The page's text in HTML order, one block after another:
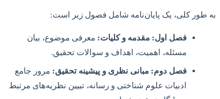
به طور کلی، یک پایان‌نامه شامل فصول زیر است:
فصل اول: مقدمه و کلیات: معرفی موضوع، بیان
مسئله، اهمیت، اهداف و سوالات تحقیق.
فصل دوم: مبانی نظری و پیشینه تحقیق: مرور جامع
ادبیات علوم شناختی و رسانه، تبیین نظریه‌های مرتبط